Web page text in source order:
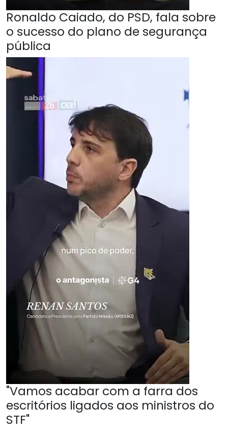
Ronaldo Caiado, do PSD, fala sobre
o sucesso do plano de segurança
pública
"Vamos acabar com a farra dos
escritórios ligados aos ministros do
STF"